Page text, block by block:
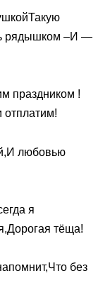
рядышком –И —
праздником !
отплатим!
любовью
я
тёща!
без